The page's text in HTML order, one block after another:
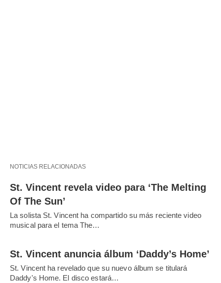
NOTICIAS RELACIONADAS
St. Vincent revela video para ‘The Melting
Of The Sun’
La solista St. Vincent ha compartido su más reciente video
musical para el tema The…
St. Vincent anuncia álbum ‘Daddy’s Home’
St. Vincent ha revelado que su nuevo álbum se titulará
Daddy's Home. El disco estará…